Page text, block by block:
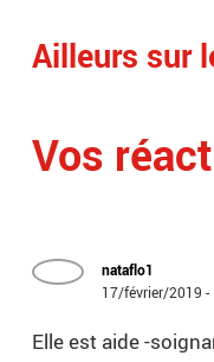
Ailleurs sur
Vos
nataflo1
17/février/2019 -
Elle est aide -